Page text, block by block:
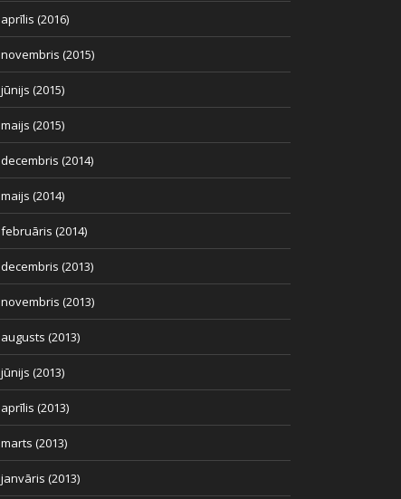
aprīlis (2016)
novembris (2015)
jūnijs (2015)
maijs (2015)
decembris (2014)
maijs (2014)
februāris (2014)
decembris (2013)
novembris (2013)
augusts (2013)
jūnijs (2013)
aprīlis (2013)
marts (2013)
janvāris (2013)